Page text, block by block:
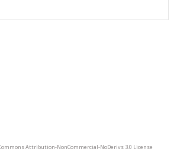
Attribution-NonCommercial-NoDerivs 3.0 License